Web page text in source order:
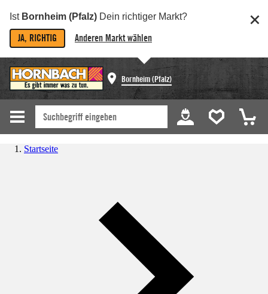
Ist Bornheim (Pfalz) Dein richtiger Markt?
JA, RICHTIG Anderen Markt wählen
Bornheim (Pfalz)
Startseite